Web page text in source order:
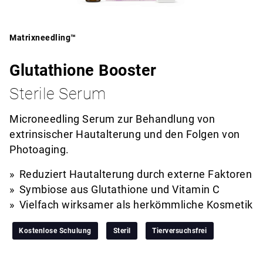
Matrixneedling™
Glutathione Booster
Sterile Serum
Microneedling Serum zur Behandlung von
extrinsischer Hautalterung und den Folgen von
Photoaging.
Reduziert Hautalterung durch externe Faktoren
Symbiose aus Glutathione und Vitamin C
Vielfach wirksamer als herkömmliche Kosmetik
Kostenlose Schulung Steril Tierversuchsfrei